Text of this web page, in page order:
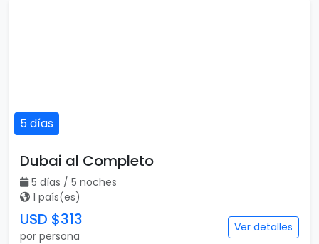
5 días
Dubai al Completo
5 días / 5 noches
1 país(es)
USD $313
por persona
Ver detalles